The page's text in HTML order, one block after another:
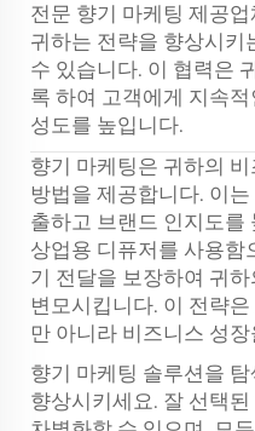
전문 향기 마케팅 제공
귀하는 전략을 향상시키
수 있습니다. 이 협력은
록 하여 고객에게 지속
성도를 높입니다.
향기 마케팅은 귀하의
방법을 제공합니다. 이
출하고 브랜드 인지도를
상업용 디퓨저를 사용함
기 전달을 보장하여 귀
변모시킵니다. 이 전략
만 아니라 비즈니스 성
향기 마케팅 솔루션을
향상시키세요. 잘 선택